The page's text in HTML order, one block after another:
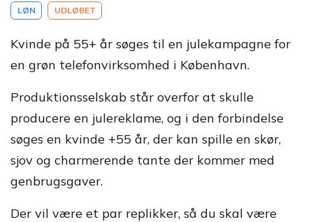
LØN UDLØBET
Kvinde på 55+ år søges til en julekampagne for
en grøn telefonvirksomhed i København.
Produktionsselskab står overfor at skulle
producere en julereklame, og i den forbindelse
søges en kvinde +55 år, der kan spille en skør,
sjov og charmerende tante der kommer med
genbrugsgaver.
Der vil være et par replikker, så du skal være